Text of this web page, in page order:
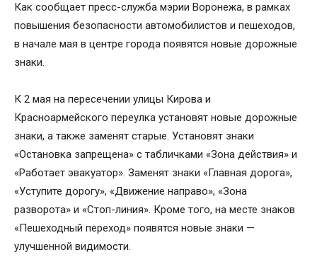
Как сообщает пресс-служба мэрии Воронежа, в рамках
повышения безопасности автомобилистов и пешеходов,
в начале мая в центре города появятся новые дорожные
знаки.
К 2 мая на пересечении улицы Кирова и
Красноармейского переулка установят новые дорожные
знаки, а также заменят старые. Установят знаки
«Остановка запрещена» с табличками «Зона действия» и
«Работает эвакуатор». Заменят знаки «Главная дорога»,
«Уступите дорогу», «Движение направо», «Зона
разворота» и «Стоп-линия». Кроме того, на месте знаков
«Пешеходный переход» появятся новые знаки —
улучшенной видимости.